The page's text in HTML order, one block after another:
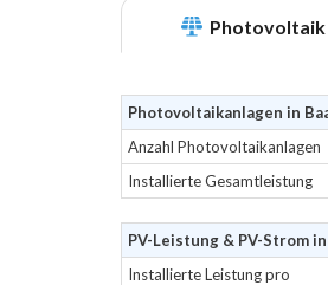
Photovoltaik
Photovoltaikanlagen in
Anzahl Photovoltaikanlagen
Installierte Gesamtleistung
PV-Leistung & PV-Strom
Installierte Leistung pro